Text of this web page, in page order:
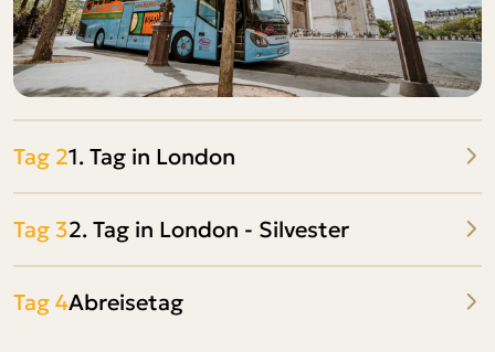
Tag 21. Tag in London
Tag 32. Tag in London - Silvester
Tag 4Abreisetag